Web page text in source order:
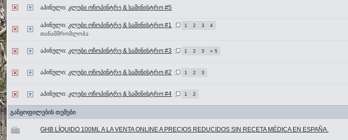
აპინული:კლუბი ოჩოპინტრე & სამინისტრო #5
აპინული:კლუბი ოჩოპინტრე & სამინისტრო #1 1 2 3 4
თანამშრომლობა
აპინული:კლუბი ოჩოპინტრე & სამინისტრო #3 1 2 3 » 5
აპინული:კლუბი ოჩოპინტრე & სამინისტრო #2 1 2 3
აპინული:კლუბი ოჩოპინტრე & სამინისტრო #4 1 2
განყოფილების თემები
GHB LÍQUIDO 100ML A LA VENTA ONLINE A PRECIOS REDUCIDOS SIN RECETA MÉDICA EN ESPAÑA.